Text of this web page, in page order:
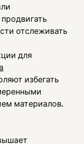
отслеживать
для
избегать
материалов.